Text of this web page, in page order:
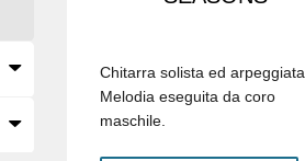
Chitarra solista ed arpeggiata.
Melodia eseguita da coro
maschile.